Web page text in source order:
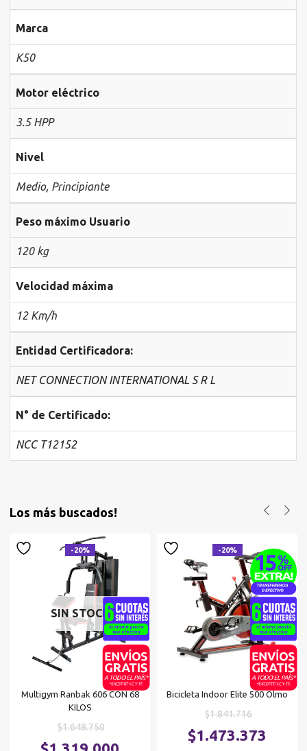
Marca
K50
Motor eléctrico
3.5 HPP
Nivel
Medio, Principiante
Peso máximo Usuario
120 kg
Velocidad máxima
12 Km/h
Entidad Certificadora:
NET CONNECTION INTERNATIONAL S R L
N° de Certificado:
NCC T12152
Los más buscados!
-20%
SIN STOCK
Multigym Ranbak 606 CON 68
KILOS
$1.648.750El
precio
-20%
Bicicleta Indoor Elite 500 Olmo
$1.841.716El
precio
original
$1.473.373